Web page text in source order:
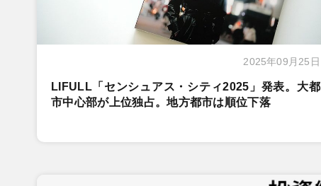
2025年09月25日
LIFULL「センシュアス・シティ2025」発表。大都
市中心部が上位独占。地方都市は順位下落